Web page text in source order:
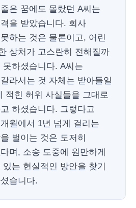
은 꿈에도 몰랐던 A씨는
을 받았습니다. 회사
하는 것은 물론이고, 어린
상처가 고스란히 전해질까
하셨습니다. A씨는
라서는 것 자체는 받아들일
적힌 허위 사실들을 그대로
하셨습니다. 그렇다고
월에서 1년 넘게 걸리는
벌이는 것은 도저히
며, 소송 도중에 원만하게
는 현실적인 방안을 찾기
습니다.